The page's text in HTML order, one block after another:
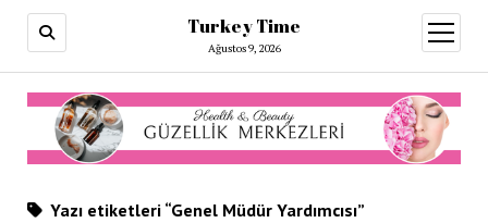
Turkey Time
Ağustos 9, 2026
aç
Yazı etiketleri “Genel Müdür Yardımcısı”